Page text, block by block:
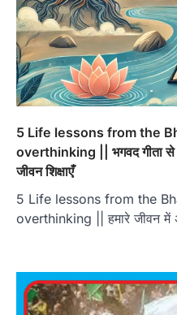
5 Life lessons from the
overthinking || भगवद गीता से
जीवन शिक्षाएँ
5 Life lessons from the
overthinking || हमारे जीवन